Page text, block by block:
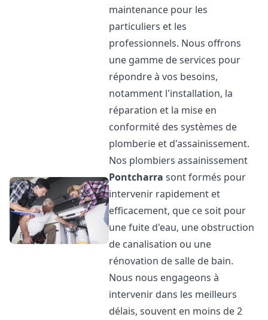
maintenance pour les
particuliers et les
professionnels. Nous offrons
une gamme de services pour
répondre à vos besoins,
notamment l'installation, la
réparation et la mise en
conformité des systèmes de
plomberie et d'assainissement.
Nos plombiers assainissement
Pontcharra sont formés pour
intervenir rapidement et
efficacement, que ce soit pour
une fuite d'eau, une obstruction
de canalisation ou une
rénovation de salle de bain.
Nous nous engageons à
intervenir dans les meilleurs
délais, souvent en moins de 2